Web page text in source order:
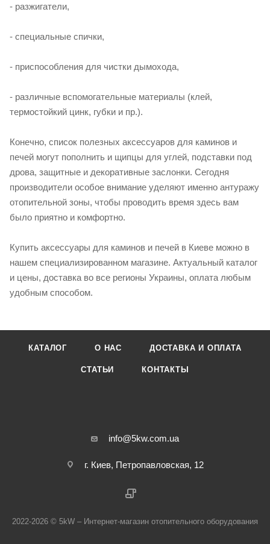
- разжигатели,
- специальные спички,
- приспособления для чистки дымохода,
- различные вспомогательные материалы (клей,
термостойкий цинк, губки и пр.).
Конечно, список полезных аксессуаров для каминов и
печей могут пополнить и щипцы для углей, подставки под
дрова, защитные и декоративные заслонки. Сегодня
производители особое внимание уделяют именно антуражу
отопительной зоны, чтобы проводить время здесь вам
было приятно и комфортно.
Купить аксессуары для каминов и печей в Киеве можно в
нашем специализированном магазине. Актуальный каталог
и цены, доставка во все регионы Украины, оплата любым
удобным способом.
КАТАЛОГ О НАС ДОСТАВКА И ОПЛАТА
СТАТЬИ КОНТАКТЫ
info@5kw.com.ua
г. Киев, Петропавловская, 12
2022-2026 © 5kW – Интернет-магазин отопительного оборудования